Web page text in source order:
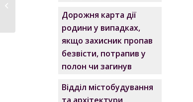
Дорожня карта дії
родини у випадках,
якщо захисник пропав
безвісти, потрапив у
полон чи загинув
Відділ містобудування